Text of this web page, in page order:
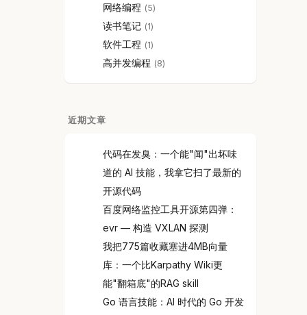
网络编程 5
读书笔记 1
软件工程 1
高并发编程 8
近期文章
代码在发臭：一个能"闻"出坏味
道的 AI 技能，我拿它扫了最新的
开源代码
百度网络监控工具开源第四弹：
evr — 构造 VXLAN 探测
我把775篇收藏塞进4MB向量
库：一个比Karpathy Wiki更
能"翻箱底"的RAG skill
Go 语言技能：AI 时代的 Go 开发